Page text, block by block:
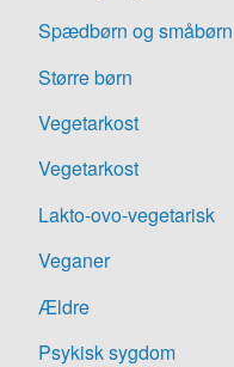
Spædbørn og småbørn
Større børn
Vegetarkost
Vegetarkost
Lakto-ovo-vegetarisk
Veganer
Ældre
Psykisk sygdom